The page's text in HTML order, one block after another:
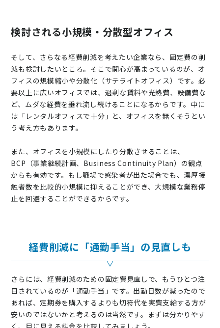
検討される小規模・分散型オフィス
そして、さらなる経費削減を考えたい企業なら、固定費の削
減も検討したいところ。そこで関心が高まっているのが、オ
フィスの規模縮小や分散化（サテライトオフィス）です。必
要以上に広いオフィスでは、過剰な賃料や光熱費、設備費な
ど、ムダな経費を垂れ流し続けることになるからです。中に
は「レンタルオフィスで十分」と、オフィスを無くそうとい
う考え方もあります。
また、オフィスを小規模にしたり分散させることは、
BCP（事業継続計画、Business Continuity Plan）の観点
からも有効です。もし職場で感染者が出た場合でも、濃厚接
触者数を比較的小規模に抑えることができ、大規模な業務停
止を回避することができるからです。
経費削減に「通勤手当」の見直しも
さらには、経費削減のための固定費見直しで、もうひとつ注
目されているのが「通勤手当」です。出勤日数が減ったので
あれば、定期券を購入するよりも切符代を実費支給する方が
安いのではないかと考えるのは当然です。まずは分かりやす
く、目に見える料金を比較してみましょう。